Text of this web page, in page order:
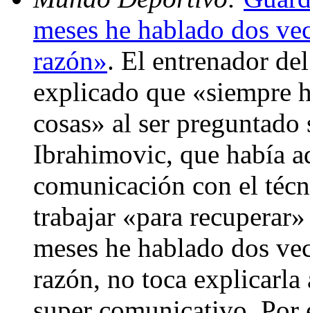
meses he hablado dos
razón». El entrenador
explicado que «siempre
cosas» al ser
Ibrahimovic, que había
comunicación con el
trabajar «para
meses he hablado dos
razón, no toca explicarla